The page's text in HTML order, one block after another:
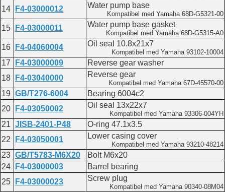
14 F4-03000012 Water pump base
Kompatibel med Yamaha 68D-G5321-00
15 F4-03000011 Water pump base gasket
Kompatibel med Yamaha 68D-G5315-A0
16 F4-04060004 Oil seal 10.8x21x7
Kompatibel med Yamaha 93102-10004
17 F4-03000009
Reverse gear washer
18
F4-03040000 Reverse gear
Kompatibel med Yamaha 67D-45570-00
19 GB/T276-6004
Bearing 6004c2
20
F4-03050002 Oil seal 13x22x7
Kompatibel med Yamaha 93306-004YH
21 JISB-2401-P48
O-ring 47.1x3.5
22
F4-03050001 Lower casing cover
Kompatibel med Yamaha 93210-48214
23 GB/T5783-M6X20
Bolt M6x20
24
F4-03000003
Barrel bearing
25
F4-03000023 Screw plug
Kompatibel med Yamaha 90340-08M04